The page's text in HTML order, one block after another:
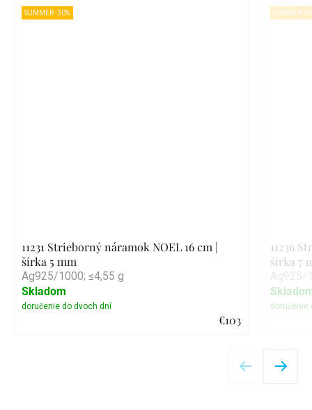
SUMMER -30%
11231 Strieborný náramok NOEL 16 cm |
šírka 5 mm
Ag925/1000; ≤4,55 g
€103
Skladom
SUMMER -
11236
šírka 7